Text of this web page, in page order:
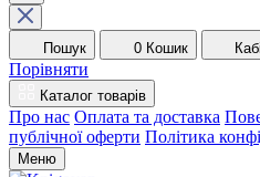
Пошук 0 Кошик
Порівняти
Каталог товарів
Про нас Оплата та доставка
публічної оферти Політика
Меню